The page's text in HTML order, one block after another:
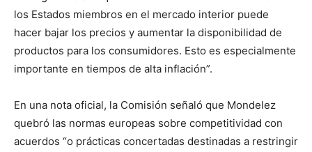
los Estados miembros en el mercado interior puede
hacer bajar los precios y aumentar la disponibilidad de
productos para los consumidores. Esto es especialmente
importante en tiempos de alta inflación”.
En una nota oficial, la Comisión señaló que Mondelez
quebró las normas europeas sobre competitividad con
acuerdos “o prácticas concertadas destinadas a restringir